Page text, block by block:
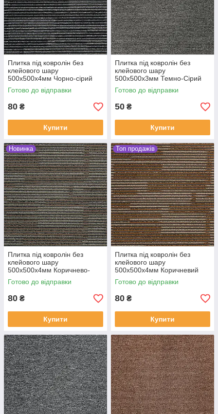
Плитка під ковролін без
клейового шару
500х500х4мм Чорно-сірий
Готово до відправки
80 ₴
Купити
Плитка під ковролін без
клейового шару
500х500х3мм Темно-Сірий
Готово до відправки
50 ₴
Купити
Новинка
Плитка під ковролін без
клейового шару
500х500х4мм Коричнево-
сірий
Готово до відправки
80 ₴
Купити
Топ продажів
Плитка під ковролін без
клейового шару
500х500х4мм Коричневий
Готово до відправки
80 ₴
Купити